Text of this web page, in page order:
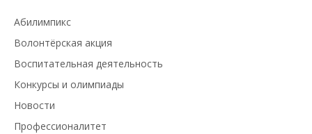
Абилимпикс
Волонтёрская акция
Воспитательная деятельность
Конкурсы и олимпиады
Новости
Профессионалитет